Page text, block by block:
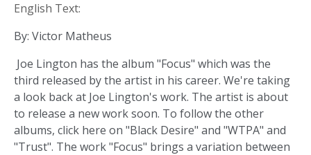
English Text:
By: Victor Matheus
Joe Lington has the album "Focus" which was the
third released by the artist in his career. We're taking
a look back at Joe Lington's work. The artist is about
to release a new work soon. To follow the other
albums, click here on "Black Desire" and "WTPA" and
"Trust". The work "Focus" brings a variation between